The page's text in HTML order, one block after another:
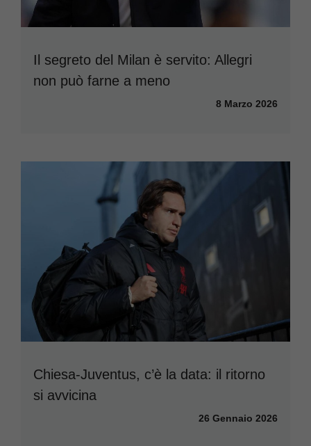
Il segreto del Milan è servito: Allegri
non può farne a meno
8 Marzo 2026
Chiesa-Juventus, c’è la data: il ritorno
si avvicina
26 Gennaio 2026